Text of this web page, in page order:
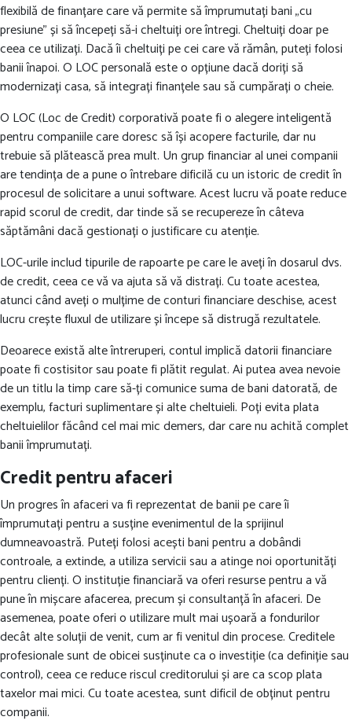
flexibilă de finanțare care vă permite să împrumutați bani „cu
presiune” și să începeți să-i cheltuiți ore întregi. Cheltuiți doar pe
ceea ce utilizați. Dacă îi cheltuiți pe cei care vă rămân, puteți folosi
banii înapoi. O LOC personală este o opțiune dacă doriți să
modernizați casa, să integrați finanțele sau să cumpărați o cheie.
O LOC (Loc de Credit) corporativă poate fi o alegere inteligentă
pentru companiile care doresc să își acopere facturile, dar nu
trebuie să plătească prea mult. Un grup financiar al unei companii
are tendința de a pune o întrebare dificilă cu un istoric de credit în
procesul de solicitare a unui software. Acest lucru vă poate reduce
rapid scorul de credit, dar tinde să se recupereze în câteva
săptămâni dacă gestionați o justificare cu atenție.
LOC-urile includ tipurile de rapoarte pe care le aveți în dosarul dvs.
de credit, ceea ce vă va ajuta să vă distrați. Cu toate acestea,
atunci când aveți o mulțime de conturi financiare deschise, acest
lucru crește fluxul de utilizare și începe să distrugă rezultatele.
Deoarece există alte întreruperi, contul implică datorii financiare
poate fi costisitor sau poate fi plătit regulat. Ai putea avea nevoie
de un titlu la timp care să-ți comunice suma de bani datorată, de
exemplu, facturi suplimentare și alte cheltuieli. Poți evita plata
cheltuielilor făcând cel mai mic demers, dar care nu achită complet
banii împrumutați.
Credit pentru afaceri
Un progres în afaceri va fi reprezentat de banii pe care îi
împrumutați pentru a susține evenimentul de la sprijinul
dumneavoastră. Puteți folosi acești bani pentru a dobândi
controale, a extinde, a utiliza servicii sau a atinge noi oportunități
pentru clienți. O instituție financiară va oferi resurse pentru a vă
pune în mișcare afacerea, precum și consultanță în afaceri. De
asemenea, poate oferi o utilizare mult mai ușoară a fondurilor
decât alte soluții de venit, cum ar fi venitul din procese. Creditele
profesionale sunt de obicei susținute ca o investiție (ca definiție sau
control), ceea ce reduce riscul creditorului și are ca scop plata
taxelor mai mici. Cu toate acestea, sunt dificil de obținut pentru
companii.